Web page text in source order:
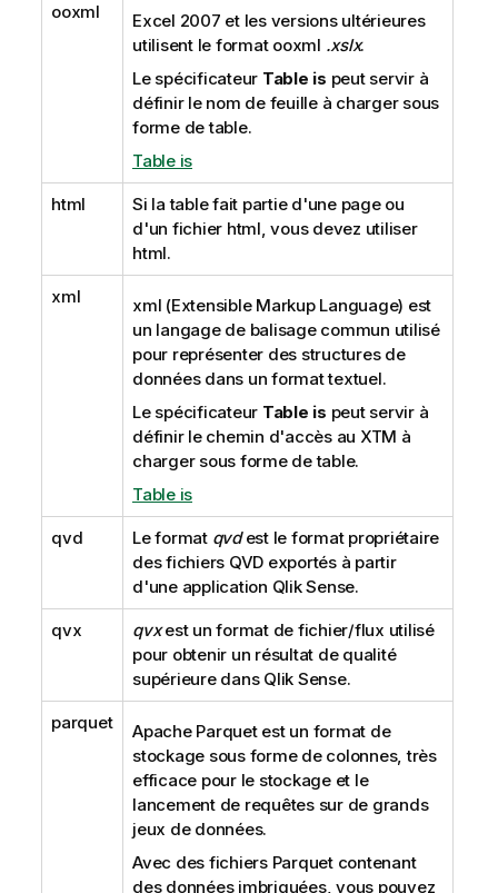
ooxml Excel 2007 et les versions ultérieures
utilisent le format ooxml .xslx.
Le spécificateur Table is peut servir à
définir le nom de feuille à charger sous
forme de table.
Table is
html
Si la table fait partie d'une page ou
d'un fichier html, vous devez utiliser
html.
xml xml (Extensible Markup Language) est
un langage de balisage commun utilisé
pour représenter des structures de
données dans un format textuel.
Le spécificateur Table is peut servir à
définir le chemin d'accès au XTM à
charger sous forme de table.
Table is
qvd Le format qvdest le format propriétaire
des fichiers QVD exportés à partir
d'une application Qlik Sense.
qvx qvxest un format de fichier/flux utilisé
pour obtenir un résultat de qualité
supérieure dans Qlik Sense.
parquet Apache Parquetest un format de
stockage sous forme de colonnes, très
efficace pour le stockage et le
lancement de requêtes sur de grands
jeux de données.
Avec des fichiers Parquetcontenant
des données imbriquées, vous pouvez